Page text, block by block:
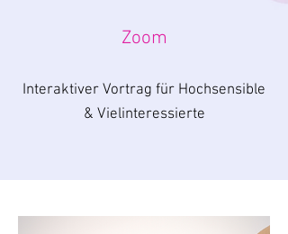
Zoom
Interaktiver Vortrag für Hochsensible
& Vielinteressierte